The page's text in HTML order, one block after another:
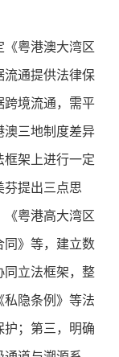
粤港澳大湾区
通提供法律保
境流通，需平
三地制度差异
架上进行一定
提出三点思
粤港高大湾区
同》等，建立数
立法框架，整
隐条例》等法
；第三，明确